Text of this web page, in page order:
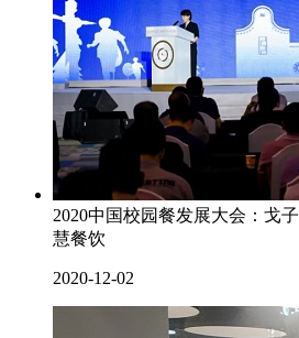
2020中国校园餐发展大会：戈
慧餐饮
2020-12-02